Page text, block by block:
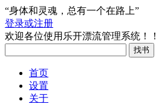
“身体和灵魂，总有一个在路上”
登录或注册
欢迎各位使用乐开漂流管理系统！！
首页
设置
关于